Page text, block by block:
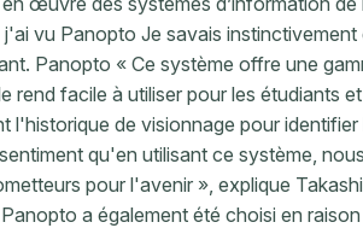
j'ai vu Panopto Je savais
Panopto « Ce système offre une
rend facile à utiliser pour les étudiants
l'historique de visionnage pour
qu'en utilisant ce système,
pour l'avenir », explique
a également été choisi en